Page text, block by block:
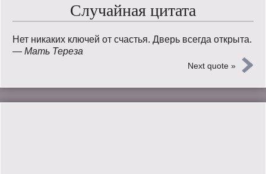
Случайная цитата
Нет никаких ключей от счастья. Дверь всегда открыта.
— Мать Тереза
Next quote »